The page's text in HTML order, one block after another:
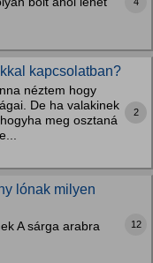
kapcsolatban?
néztem hogy
De ha valakinek
meg osztaná
2
lónak milyen
A sárga arabra
12